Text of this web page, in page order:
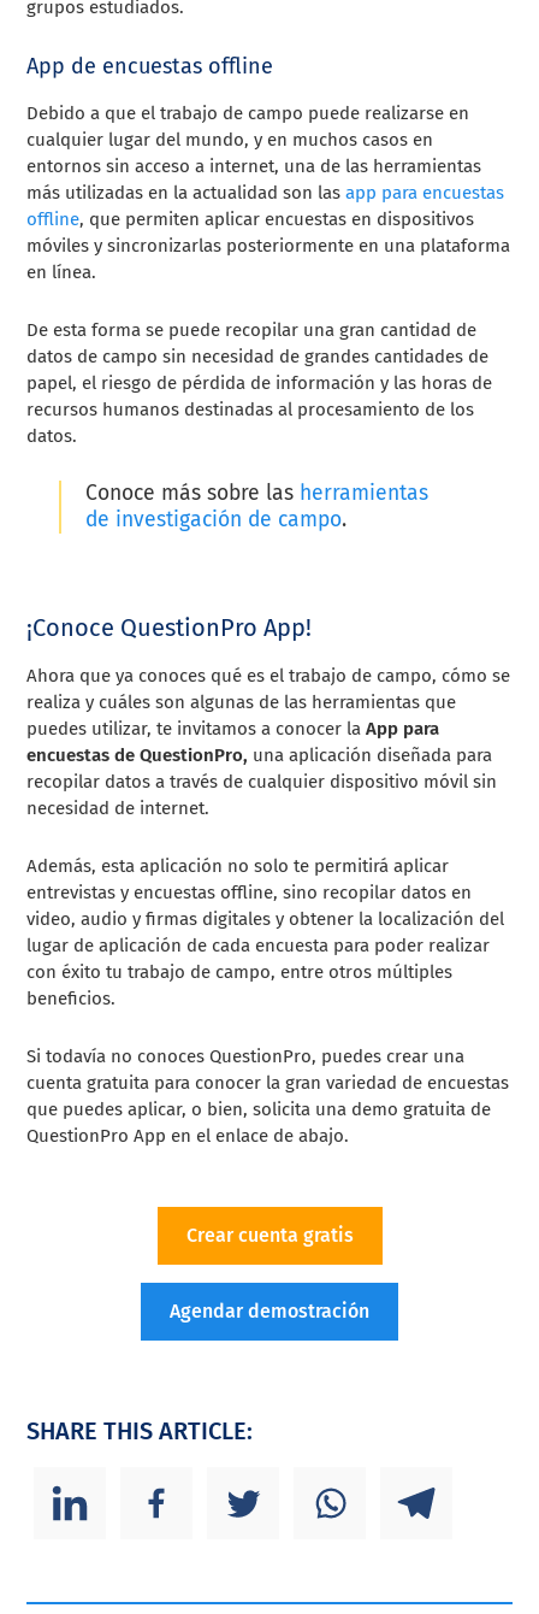
grupos estudiados.
App de encuestas offline
Debido a que el trabajo de campo puede realizarse en
cualquier lugar del mundo, y en muchos casos en
entornos sin acceso a internet, una de las herramientas
más utilizadas en la actualidad son lasapp para encuestas
offline, que permiten aplicar encuestas en dispositivos
móviles y sincronizarlas posteriormente en una plataforma
en línea.
De esta forma se puede recopilar una gran cantidad de
datos de campo sin necesidad de grandes cantidades de
papel, el riesgo de pérdida de información y las horas de
recursos humanos destinadas al procesamiento de los
datos.
Conoce más sobre las herramientas
de investigación de campo.
¡Conoce QuestionPro App!
Ahora que ya conoces qué es el trabajo de campo, cómo se
realiza y cuáles son algunas de las herramientas que
puedes utilizar, te invitamos a conocer la App para
encuestas de QuestionPro, una aplicación diseñada para
recopilar datos a través de cualquier dispositivo móvil sin
necesidad de internet.
Además, esta aplicación no solo te permitirá aplicar
entrevistas y encuestas offline, sino recopilar datos en
video, audio y firmas digitales y obtener la localización del
lugar de aplicación de cada encuesta para poder realizar
con éxito tu trabajo de campo, entre otros múltiples
beneficios.
Si todavía no conoces QuestionPro, puedes crear una
cuenta gratuita para conocer la gran variedad de encuestas
que puedes aplicar, o bien, solicita una demo gratuita de
QuestionPro App en el enlace de abajo.
Crear cuenta gratis
Agendar demostración
SHARE THIS ARTICLE: